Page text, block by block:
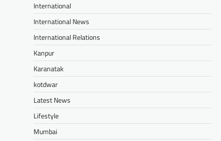
International
International News
International Relations
Kanpur
Karanatak
kotdwar
Latest News
Lifestyle
Mumbai